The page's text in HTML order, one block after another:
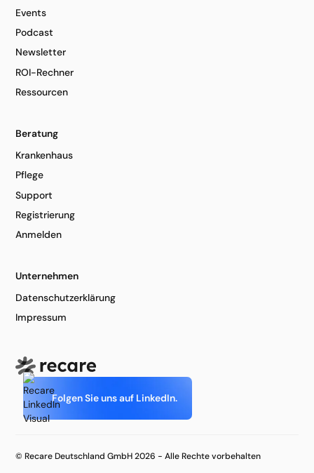
Events
Podcast
Newsletter
ROI-Rechner
Ressourcen
Beratung
Krankenhaus
Pflege
Support
Registrierung
Anmelden
Unternehmen
Datenschutzerklärung
Impressum
Folgen Sie uns auf LinkedIn.
© Recare Deutschland GmbH 2026 - Alle Rechte vorbehalten